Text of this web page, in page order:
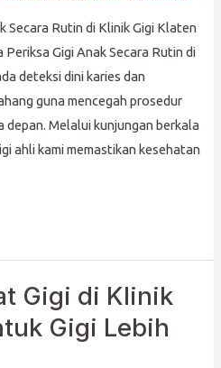
Secara Rutin di Klinik Gigi Klaten
Gigi Anak Secara Rutin di
deteksi dini karies dan
guna mencegah prosedur
depan. Melalui kunjungan berkala
ahli kami memastikan kesehatan
Gigi di Klinik
Gigi Lebih